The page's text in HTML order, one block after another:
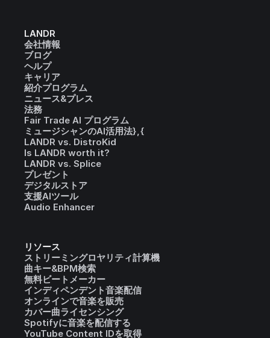
LANDR
会社情報
ブログ
ヘルプ
キャリア
紹介プログラム
ニュース&プレス
法務
Fair Trade AI プログラム
ミュージシャンのAI活用法},{
LANDR vs. DistroKid
Is LANDR worth it?
LANDR vs. Splice
プレゼント
デジタルストア
支援AIツール
Audio Enhancer
リソース
ストリーミングロヤリティ計算機
曲キー&BPM検索
無料ビートメーカー
インディペンデント音楽配信
オンラインで音楽を販売
カバー曲ライセンシング
Spotifyに音楽を配信する
YouTube Content IDを取得